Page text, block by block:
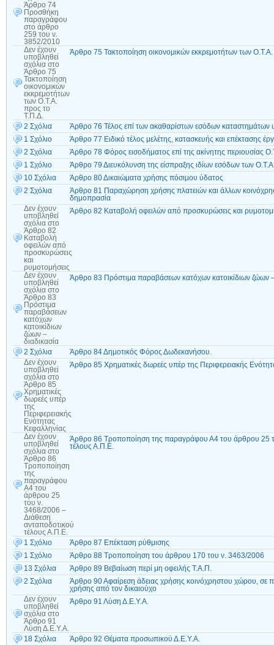
Άρθρο 74
Προσθήκη
παραγράφου
στο άρθρο
259 του ν.
3852/2010
Δεν έχουν
υποβληθεί
σχόλια στο
Άρθρο 75
Τακτοποίηση
οικονομικών
εκκρεμοτήτων
των Ο.Τ.Α.
προς το
Τ.Π.Δ.
Άρθρο 75 Τακτοποίηση οικονομικών εκκρεμοτήτων των
2 Σχόλια
Άρθρο 76 Τέλος επί των ακαθαρίστων εσόδων καταστημάτων
1 Σχόλιο
Άρθρο 77 Ειδικό τέλος μελέτης, κατασκευής και επέκτασης
2 Σχόλια
Άρθρο 78 Φόρος εισοδήματος επί της ακίνητης περιουσίας
1 Σχόλιο
Άρθρο 79 Διευκόλυνση της είσπραξης ιδίων εσόδων των
10 Σχόλια
Άρθρο 80 Δικαιώματα χρήσης πόσιμου ύδατος
2 Σχόλια
Άρθρο 81 Παραχώρηση χρήσης πλατειών και άλλων
δημοπρασία
Δεν έχουν
υποβληθεί
σχόλια στο
Άρθρο 82
Καταβολή
οφειλών από
προσκυρώσεις
και
ρυμοτομήσεις
Άρθρο 82 Καταβολή οφειλών από προσκυρώσεις και
Δεν έχουν
υποβληθεί
σχόλια στο
Άρθρο 83
Πρόστιμα
παραβάσεων
κατόχων
κατοικίδιων
ζώων –
διαδικασία
Άρθρο 83 Πρόστιμα παραβάσεων κατόχων κατοικίδιων ζώων –
2 Σχόλια
Άρθρο 84 Δημοτικός Φόρος Δωδεκανήσου.
Δεν έχουν
υποβληθεί
σχόλια στο
Άρθρο 85
Χρηματικές
δωρεές υπέρ
της
Περιφερειακής
Ενότητας
Κεφαλληνίας
Άρθρο 85 Χρηματικές δωρεές υπέρ της Περιφερειακής
Δεν έχουν
υποβληθεί
σχόλια στο
Άρθρο 86
Τροποποίηση
της
παραγράφου
Α4 του
άρθρου 25
του ν.
3468/2006 –
Διάθεση
ανταποδοτικού
τέλους Α.Π.Ε.
Άρθρο 86 Τροποποίηση της παραγράφου Α4 του άρθρου 25
τέλους Α.Π.Ε.
1 Σχόλιο
Άρθρο 87 Επέκταση ρύθμισης
1 Σχόλιο
Άρθρο 88 Τροποποίηση του άρθρου 170 του ν. 3463/2006
13 Σχόλια
Άρθρο 89 Βεβαίωση περί μη οφειλής Τ.Α.Π.
2 Σχόλια
Άρθρο 90 Αφαίρεση άδειας χρήσης κοινόχρηστου χώρου, σε
χρήσης από τον δικαιούχο
Δεν έχουν
υποβληθεί
σχόλια στο
Άρθρο 91
Λύση Δ.Ε.Υ.Α.
Άρθρο 91 Λύση Δ.Ε.Υ.Α.
18 Σχόλια
Άρθρο 92 Θέματα προσωπικού Δ.Ε.Υ.Α.